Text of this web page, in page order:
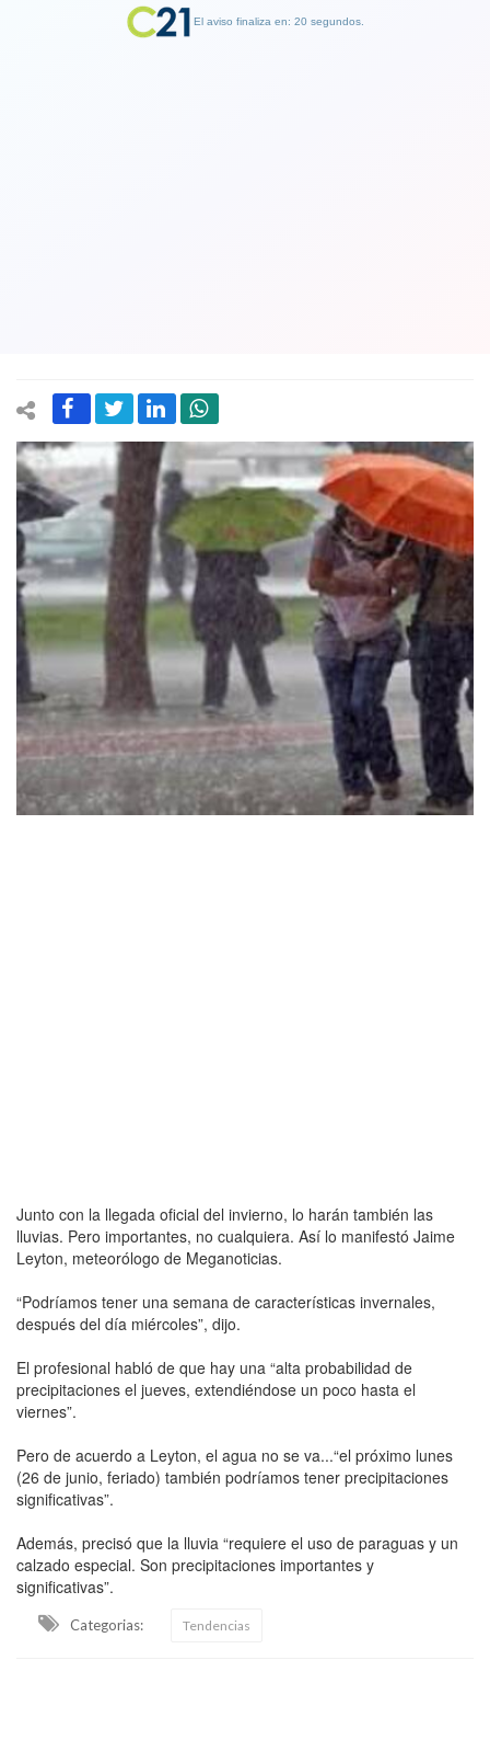
Junto con la llegada oficial del invierno, lo harán también las
lluvias. Pero importantes, no cualquiera. Así lo manifestó Jaime
Leyton, meteorólogo de Meganoticias.
“Podríamos tener una semana de características invernales,
después del día miércoles”, dijo.
El profesional habló de que hay una “alta probabilidad de
precipitaciones el jueves, extendiéndose un poco hasta el
viernes”.
Pero de acuerdo a Leyton, el agua no se va...“el próximo lunes
(26 de junio, feriado) también podríamos tener precipitaciones
significativas”.
Además, precisó que la lluvia “requiere el uso de paraguas y un
calzado especial. Son precipitaciones importantes y
significativas”.
Categorias: Tendencias
El aviso finaliza en: 19 segundos.